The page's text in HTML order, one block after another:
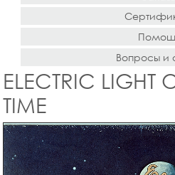
Вопросы и
ELECTRIC LIGHT
TIME